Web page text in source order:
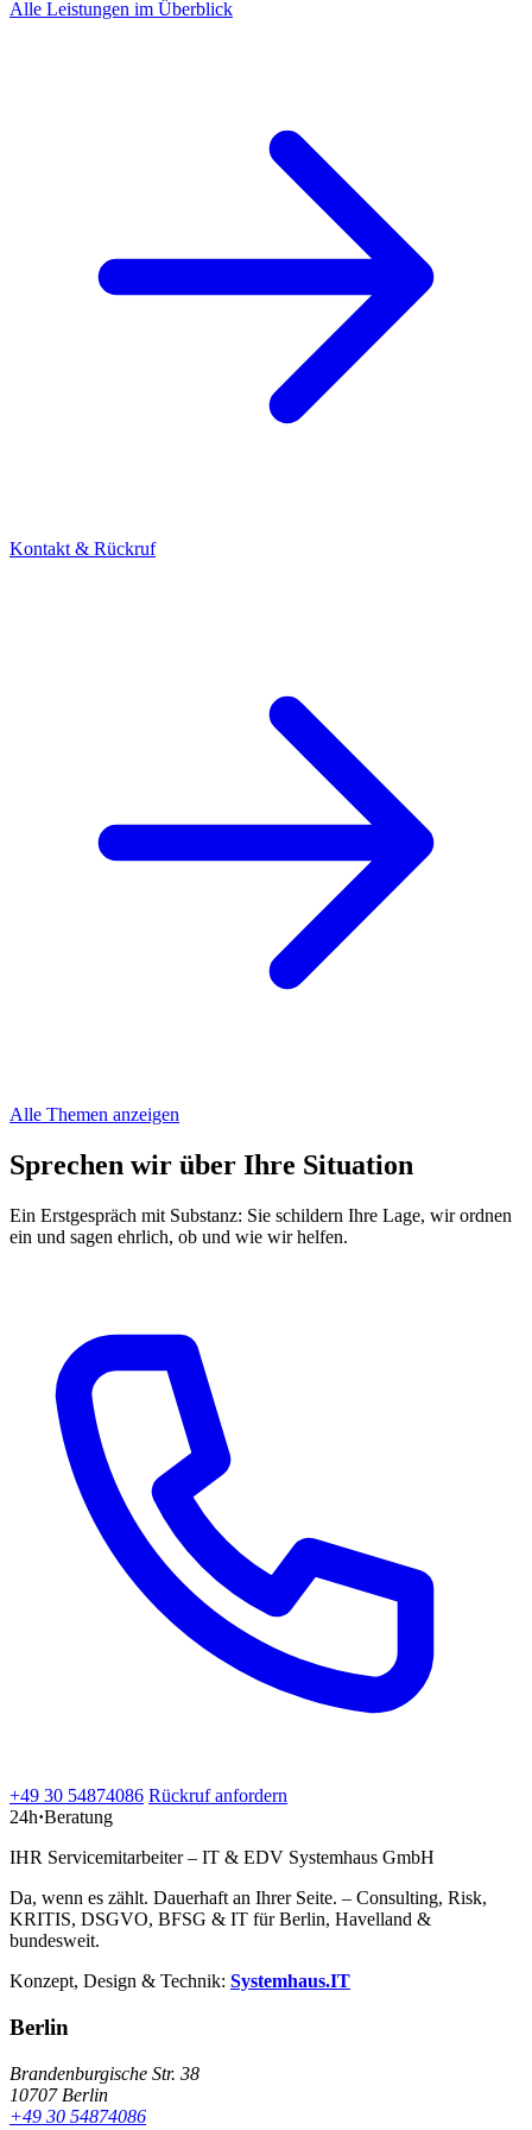
Alle Leistungen im Überblick
Kontakt & Rückruf
Alle Themen anzeigen
Sprechen wir über Ihre Situation
Ein Erstgespräch mit Substanz: Sie schildern Ihre Lage, wir ordnen
ein und sagen ehrlich, ob und wie wir helfen.
+49 30 54874086 Rückruf anfordern
24h·Beratung
IHR Servicemitarbeiter – IT & EDV Systemhaus GmbH
Da, wenn es zählt. Dauerhaft an Ihrer Seite. – Consulting, Risk,
KRITIS, DSGVO, BFSG & IT für Berlin, Havelland &
bundesweit.
Konzept, Design & Technik: Systemhaus.IT
Berlin
Brandenburgische Str. 38
10707 Berlin
+49 30 54874086